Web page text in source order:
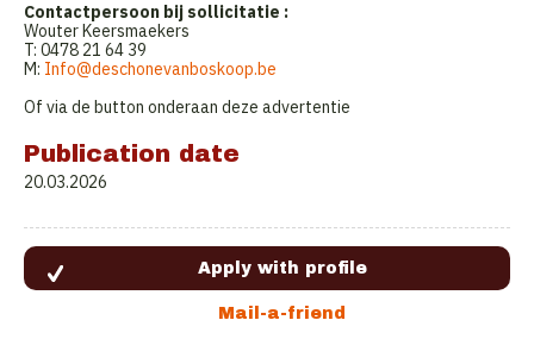
Contactpersoon bij sollicitatie :
Wouter Keersmaekers
T: 0478 21 64 39
M: Info@deschonevanboskoop.be
Of via de button onderaan deze advertentie
Publication date
20.03.2026